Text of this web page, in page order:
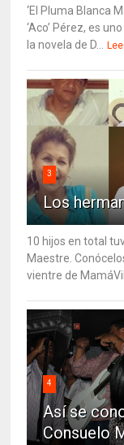
‘El Pluma Blanca
‘Aco’ Pérez, es
la novela de D...
3
Los
10 hijos en total
Maestre.
vientre de
4
Así se
Consuelo